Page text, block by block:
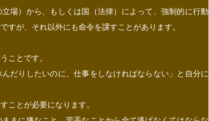
場）から、もしくは国（法律）によって、強制的に行動
すが、それ以外にも命令を課すことがあります。
ことです。
だりしたいのに、仕事をしなければならない」と自分に
ことが必要になります。